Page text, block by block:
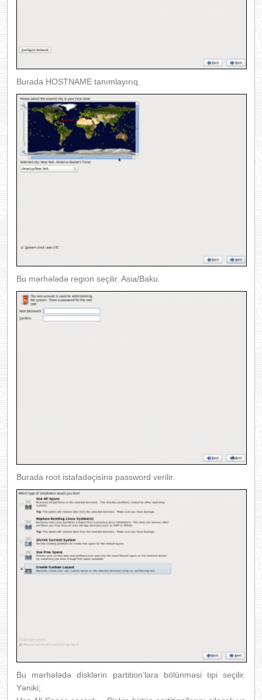
Burada HOSTNAME tanımlayırıq.
Bu mərhələdə region seçilir. Asia/Baku.
Burada root istafadəçisinə password verilir.
Bu mərhələdə disklərin partition’lara bölünməsi tipi seçilir.
Yəniki;